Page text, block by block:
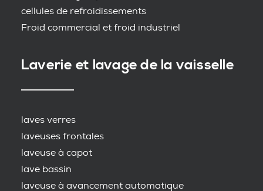
cellules de refroidissements
Froid commercial et froid industriel
Laverie et lavage de la vaisselle
laves verres
laveuses frontales
laveuse à capot
lave bassin
laveuse à avancement automatique